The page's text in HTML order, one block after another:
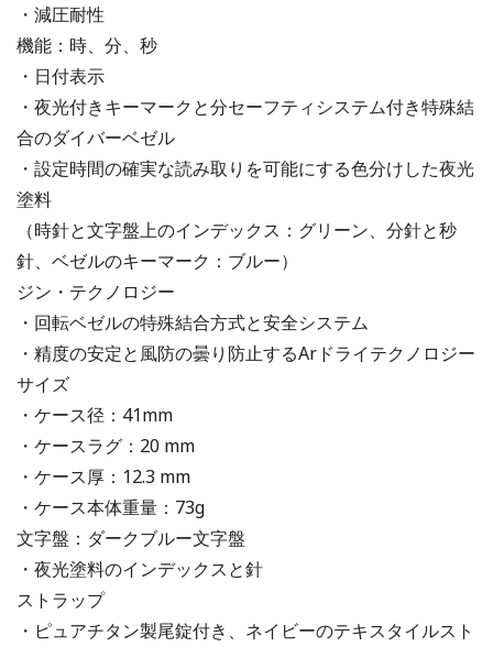
・減圧耐性
機能：時、分、秒
・日付表示
・夜光付きキーマークと分セーフティシステム付き特殊結
合のダイバーベゼル
・設定時間の確実な読み取りを可能にする色分けした夜光
塗料
（時針と文字盤上のインデックス：グリーン、分針と秒
針、ベゼルのキーマーク：ブルー）
ジン・テクノロジー
・回転ベゼルの特殊結合方式と安全システム
・精度の安定と風防の曇り防止するArドライテクノロジー
サイズ
・ケース径：41mm
・ケースラグ：20 mm
・ケース厚：12.3 mm
・ケース本体重量：73g
文字盤：ダークブルー文字盤
・夜光塗料のインデックスと針
ストラップ
・ピュアチタン製尾錠付き、ネイビーのテキスタイルスト